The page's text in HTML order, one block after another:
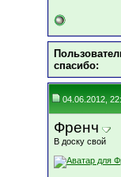
cпасибо:
04.06.2012,
Френч
В доску свой